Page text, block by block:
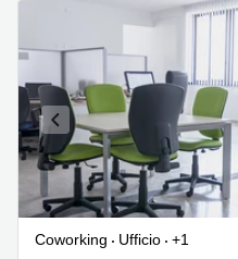
Coworking Ufficio
+1